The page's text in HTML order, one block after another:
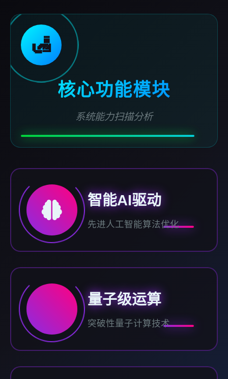
🛃
核心功能模块
系统能力扫描分析
智能AI驱动
先进人工智能算法优化
量子级运算
突破性量子计算技术